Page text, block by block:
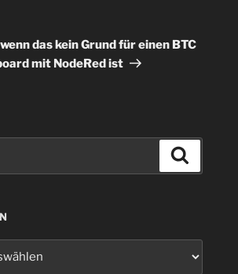
das kein Grund für einen BTC
mit NodeRed ist